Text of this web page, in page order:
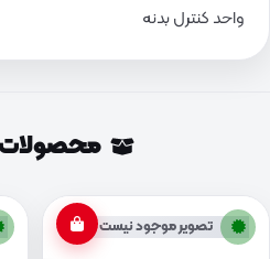
واحد کنترل بدنه
محصولات
تصویر موجود نیست